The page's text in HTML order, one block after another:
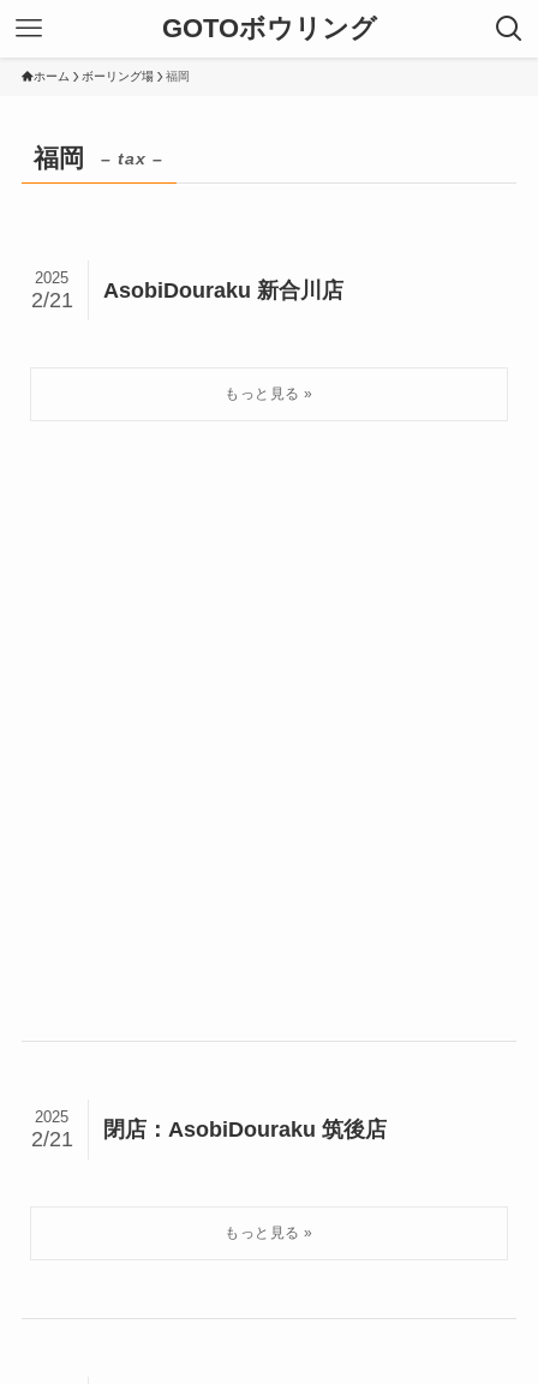
GOTOボウリング
ホーム ボーリング場 福岡
福岡 – tax –
AsobiDouraku 新合川店
2025
2/21
閉店：AsobiDouraku 筑後店
2025
2/21